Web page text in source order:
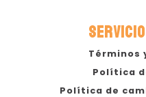
Términos
Política
Política de